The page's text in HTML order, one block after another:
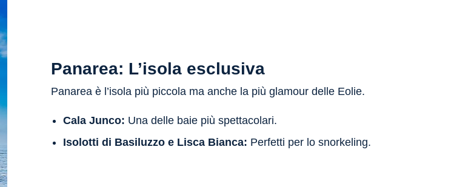
Panarea: L’isola esclusiva
Panarea è l’isola più piccola ma anche la più glamour delle Eolie.
Cala Junco: Una delle baie più spettacolari.
Isolotti di Basiluzzo e Lisca Bianca: Perfetti per lo snorkeling.